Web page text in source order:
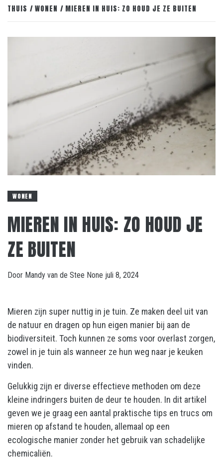
THUIS WONEN MIEREN IN HUIS: ZO HOUD JE ZE BUITEN
WONEN
MIEREN IN HUIS: ZO HOUD JE
ZE BUITEN
Door Mandy van de Stee None juli 8, 2024
Mieren zijn super nuttig in je tuin. Ze maken deel uit van
de natuur en dragen op hun eigen manier bij aan de
biodiversiteit. Toch kunnen ze soms voor overlast zorgen,
zowel in je tuin als wanneer ze hun weg naar je keuken
vinden.
Gelukkig zijn er diverse effectieve methoden om deze
kleine indringers buiten de deur te houden. In dit artikel
geven we je graag een aantal praktische tips en trucs om
mieren op afstand te houden, allemaal op een
ecologische manier zonder het gebruik van schadelijke
chemicaliën.